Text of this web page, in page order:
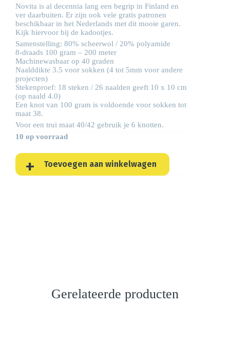
Novita is al decennia lang een begrip in Finland en
ver daarbuiten. Er zijn ook vele gratis patronen
beschikbaar in het Nederlands met dit mooie garen.
Kijk hiervoor bij de kadootjes.
Samenstelling: 80% scheerwol / 20% polyamide
8-draads 100 gram – 200 meter
Machinewasbaar op 40 graden
Naalddikte 3.5 voor sokken (4 tot 5mm voor andere
projecten)
Stekenproef: 18 steken / 26 naalden geeft 10 x 10 cm
(op naald 4.0)
Een knot van 100 gram is voldoende voor sokken tot
maat 38.
Voor een trui maat 40/42 gebruik je 6 knotten.
10 op voorraad
Toevoegen aan winkelwagen
Gerelateerde producten